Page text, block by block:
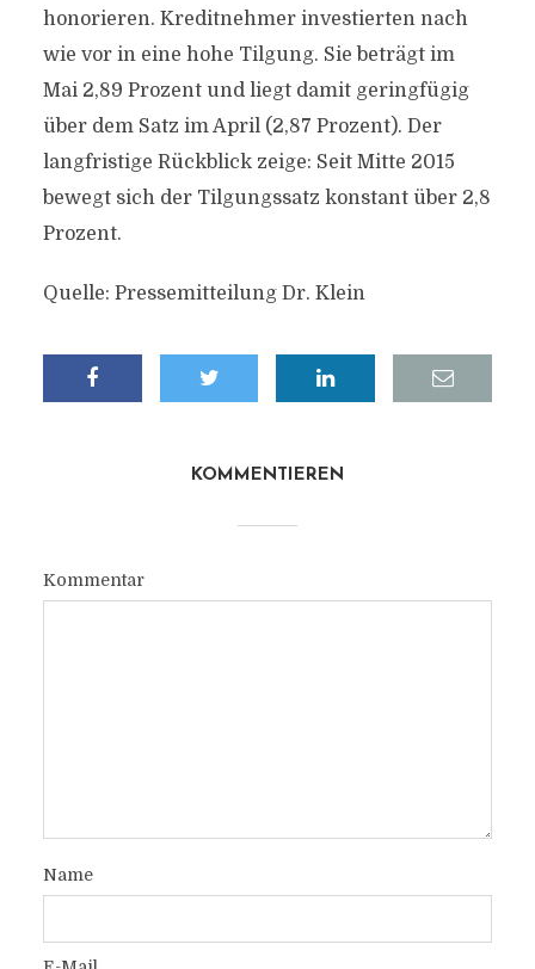
honorieren. Kreditnehmer investierten nach
wie vor in eine hohe Tilgung. Sie beträgt im
Mai 2,89 Prozent und liegt damit geringfügig
über dem Satz im April (2,87 Prozent). Der
langfristige Rückblick zeige: Seit Mitte 2015
bewegt sich der Tilgungssatz konstant über 2,8
Prozent.
Quelle: Pressemitteilung Dr. Klein
KOMMENTIEREN
Kommentar
Name